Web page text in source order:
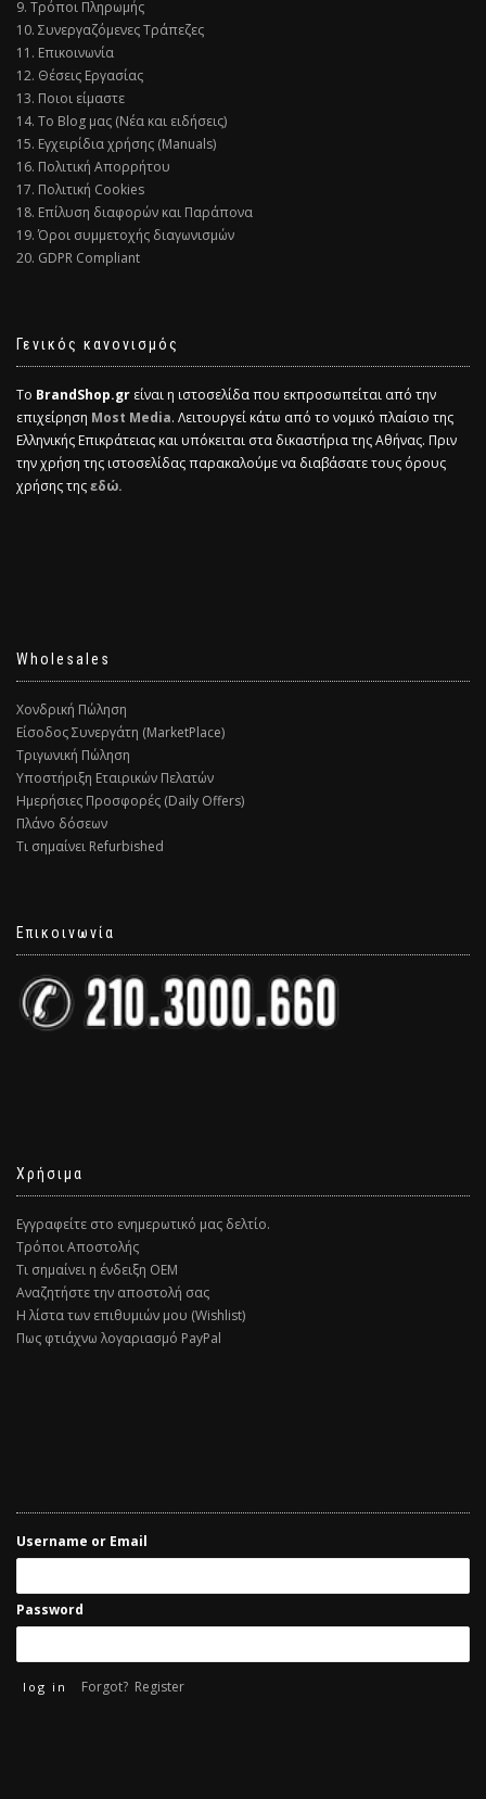
9. Τρόποι Πληρωμής
10. Συνεργαζόμενες Τράπεζες
11. Επικοινωνία
12. Θέσεις Εργασίας
13. Ποιοι είμαστε
14. Το Blog μας (Νέα και ειδήσεις)
15. Εγχειρίδια χρήσης (Manuals)
16. Πολιτική Απορρήτου
17. Πολιτική Cookies
18. Επίλυση διαφορών και Παράπονα
19. Όροι συμμετοχής διαγωνισμών
20. GDPR Compliant
Γενικός κανονισμός
Το BrandShop.gr είναι η ιστοσελίδα που εκπροσωπείται από την
επιχείρηση Most Media. Λειτουργεί κάτω από το νομικό πλαίσιο της
Ελληνικής Επικράτειας και υπόκειται στα δικαστήρια της Αθήνας. Πριν
την χρήση της ιστοσελίδας παρακαλούμε να διαβάσατε τους όρους
χρήσης τηςεδώ.
Wholesales
Χονδρική Πώληση
Είσοδος Συνεργάτη (MarketPlace)
Τριγωνική Πώληση
Υποστήριξη Εταιρικών Πελατών
Ημερήσιες Προσφορές (Daily Offers)
Πλάνο δόσεων
Τι σημαίνει Refurbished
Επικοινωνία
Χρήσιμα
Εγγραφείτε στο ενημερωτικό μας δελτίο.
Τρόποι Αποστολής
Τι σημαίνει η ένδειξη ΟΕΜ
Αναζητήστε την αποστολή σας
Η λίστα των επιθυμιών μου (Wishlist)
Πως φτιάχνω λογαριασμό PayPal
Username or Email
Password
Forgot? Register